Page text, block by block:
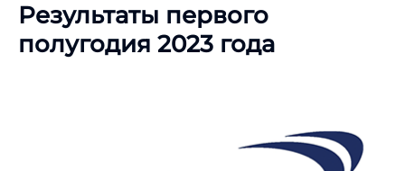
Результаты первого
полугодия 2023 года